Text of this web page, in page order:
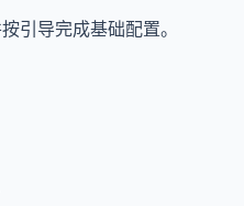
引导完成基础配置。